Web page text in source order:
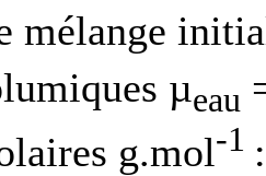
mélange
µeau
g.mol-1